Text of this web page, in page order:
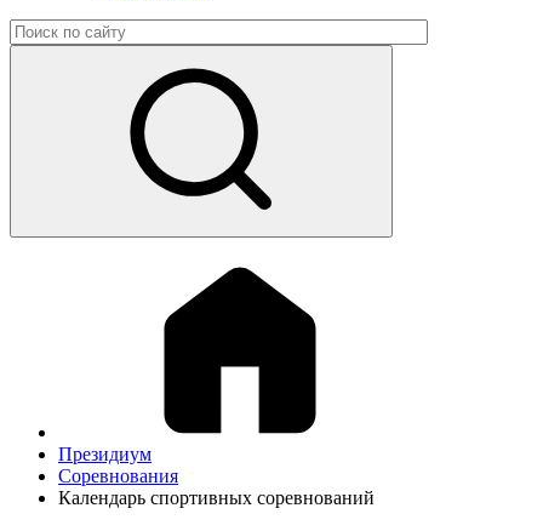
Президиум
Соревнования
Календарь спортивных соревнований